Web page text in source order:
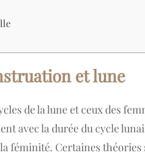
et lune
de la lune et ceux des
avec la durée du cycle
féminité. Certaines